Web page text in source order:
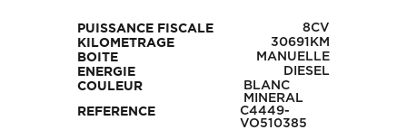
PUISSANCE FISCALE 8CV
KILOMETRAGE 30691KM
BOITE MANUELLE
ENERGIE DIESEL
COULEUR
BLANC
MINERAL
REFERENCE
C4449-
VO510385